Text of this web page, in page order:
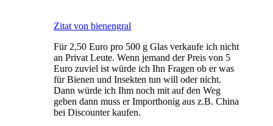
Zitat von bienengral
Für 2,50 Euro pro 500 g Glas verkaufe ich nicht
an Privat Leute. Wenn jemand der Preis von 5
Euro zuviel ist würde ich Ihn Fragen ob er was
für Bienen und Insekten tun will oder nicht.
Dann würde ich Ihm noch mit auf den Weg
geben dann muss er Importhonig aus z.B. China
bei Discounter kaufen.